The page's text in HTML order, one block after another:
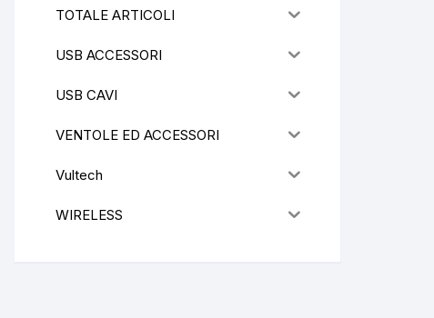
TOTALE ARTICOLI
USB ACCESSORI
USB CAVI
VENTOLE ED ACCESSORI
Vultech
WIRELESS